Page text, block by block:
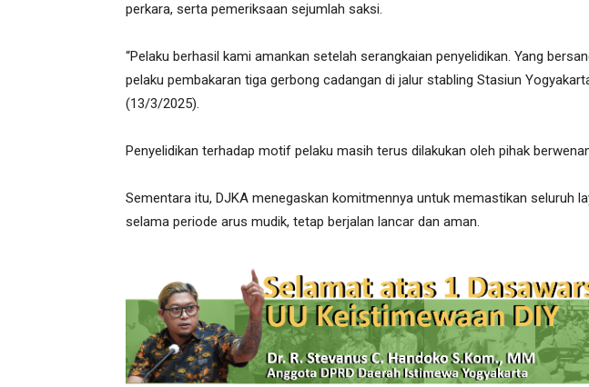
perkara, serta pemeriksaan sejumlah saksi.
“Pelaku berhasil kami amankan setelah serangkaian penyelidikan. Yang
pelaku pembakaran tiga gerbong cadangan di jalur stabling Stasiun
(13/3/2025).
Penyelidikan terhadap motif pelaku masih terus dilakukan oleh pihak
Sementara itu, DJKA menegaskan komitmennya untuk memastikan seluruh
selama periode arus mudik, tetap berjalan lancar dan aman.